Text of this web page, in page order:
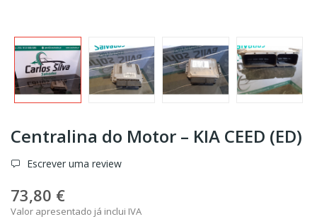
Centralina do Motor – KIA CEED (ED)
Escrever uma review
73,80 €
Valor apresentado já inclui IVA